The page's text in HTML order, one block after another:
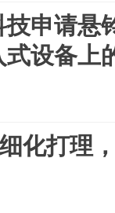
申请悬
设备上
化打理